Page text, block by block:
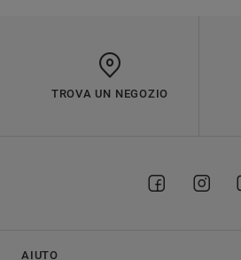
TROVA UN NEGOZIO
AIUTO